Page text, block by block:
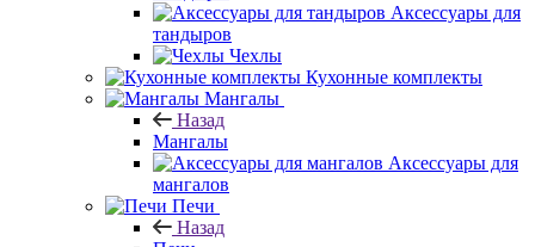
Аксессуары для
тандыров
Чехлы
Кухонные комплекты
Мангалы
Назад
Мангалы
Аксессуары для
мангалов
Печи
Назад